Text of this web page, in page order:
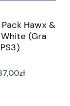
Hawx &
(Gra
PS3)
zł